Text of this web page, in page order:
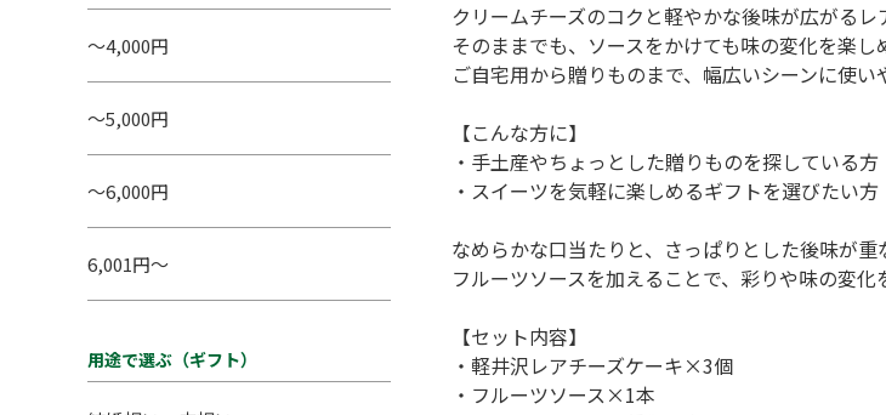
クリームチーズのコクと軽やかな後味が広がる
そのままでも、ソースをかけても味の変化を楽し
ご自宅用から贈りものまで、幅広いシーンに使い
【こんな方に】
・手土産やちょっとした贈りものを探している方
・スイーツを気軽に楽しめるギフトを選びたい方
なめらかな口当たりと、さっぱりとした後味が重
フルーツソースを加えることで、彩りや味の変
【セット内容】
・軽井沢レアチーズケーキ×3個
・フルーツソース×1本
～4,000円
～5,000円
～6,000円
6,001円～
用途で選ぶ（ギフト）